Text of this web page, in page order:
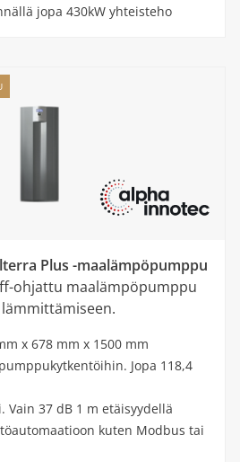
jopa 430kW yhteisteho
Plus -maalämpöpumppu
ohjattu maalämpöpumppu
x 678 mm x 1500 mm
Jopa 118,4
Vain 37 dB 1 m etäisyydellä
kuten Modbus tai